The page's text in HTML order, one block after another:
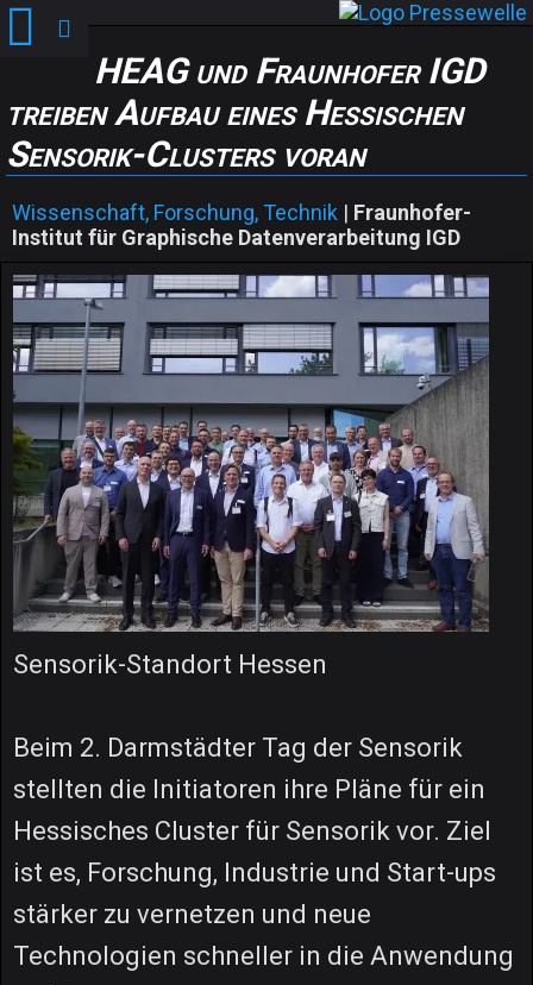
HEAG und Fraunhofer IGD
treiben Aufbau eines Hessischen
Sensorik-Clusters voran
Wissenschaft, Forschung, Technik | Fraunhofer-
Institut für Graphische Datenverarbeitung IGD
Sensorik-Standort Hessen
Beim 2. Darmstädter Tag der Sensorik
stellten die Initiatoren ihre Pläne für ein
Hessisches Cluster für Sensorik vor. Ziel
ist es, Forschung, Industrie und Start-ups
stärker zu vernetzen und neue
Technologien schneller in die Anwendung